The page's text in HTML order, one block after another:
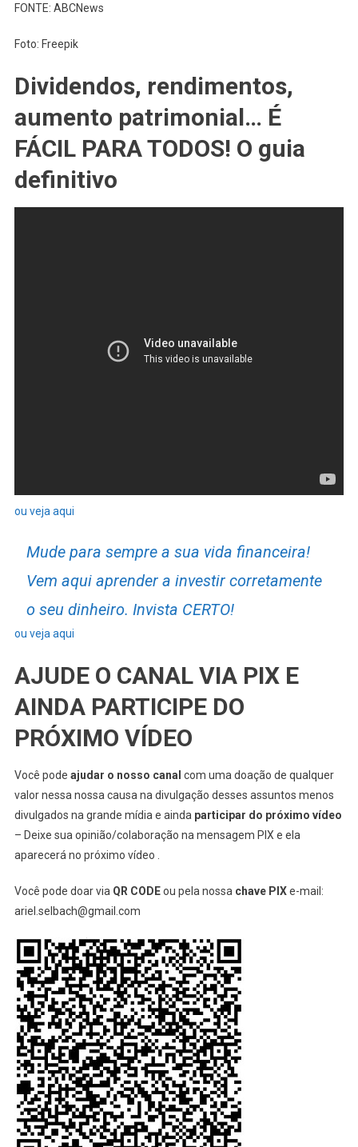
FONTE: ABCNews
Foto: Freepik
Dividendos, rendimentos,
aumento patrimonial… É
FÁCIL PARA TODOS! O guia
definitivo
ou veja aqui
Mude para sempre a sua vida financeira!
Vem aqui aprender a investir corretamente
o seu dinheiro. Invista CERTO!
ou veja aqui
AJUDE O CANAL VIA PIX E
AINDA PARTICIPE DO
PRÓXIMO VÍDEO
Você pode ajudar o nosso canal com uma doação de qualquer
valor nessa nossa causa na divulgação desses assuntos menos
divulgados na grande mídia e ainda participar do próximo vídeo
– Deixe sua opinião/colaboração na mensagem PIX e ela
aparecerá no próximo vídeo .
Você pode doar via QR CODEou pela nossa chave PIXe-mail:
ariel.selbach@gmail.com